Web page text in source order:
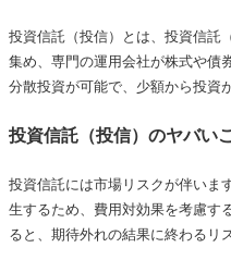
投資信託（投信）とは、投資信託
集め、専門の運用会社が株式や債
分散投資が可能で、少額から投資
投資信託（投信）のヤバい
投資信託には市場リスクが伴いま
生するため、費用対効果を考慮す
ると、期待外れの結果に終わるリ